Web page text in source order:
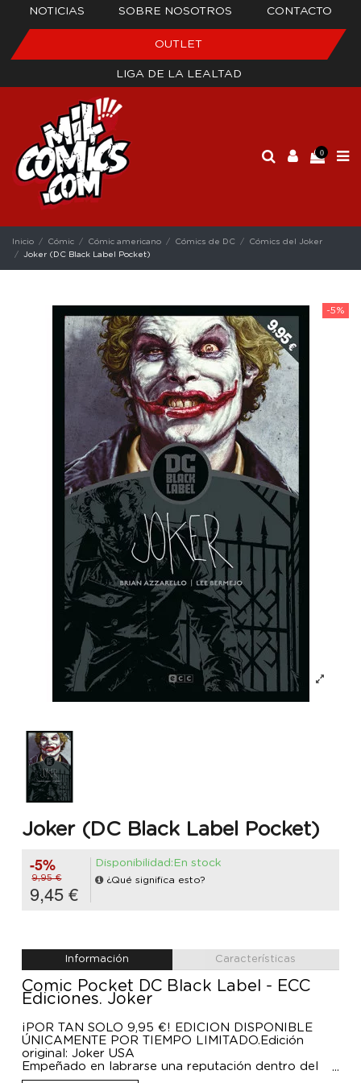
NOTICIAS SOBRE NOSOTROS CONTACTO
OUTLET
LIGA DE LA LEALTAD
0
Inicio Cómic Cómic americano Cómics de DC
Cómics del Joker
Joker (DC Black Label Pocket)
-5%
Joker (DC Black Label Pocket)
-5%
9,95 €
9,45 €
Disponibilidad:En stock
¿Qué significa esto?
Información Características
Comic Pocket DC Black Label - ECC
Ediciones. Joker
¡POR TAN SOLO 9,95 €! EDICIÓN DISPONIBLE
ÚNICAMENTE POR TIEMPO LIMITADO.Edición
original: Joker USA
Empeñado en labrarse una reputación dentro del
crimen organizado de Gotham City, Jonny Frost se